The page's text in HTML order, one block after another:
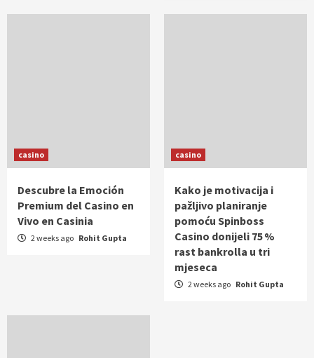
casino
Descubre la Emoción
Premium del Casino en
Vivo en Casinia
2 weeks ago Rohit Gupta
casino
Kako je motivacija i
pažljivo planiranje
pomoću Spinboss
Casino donijeli 75 %
rast bankrolla u tri
mjeseca
2 weeks ago Rohit Gupta